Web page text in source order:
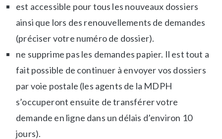
a
e
u
s
est accessible pour tous les nouveaux dossiers
ainsi que lors des renouvellements de demandes
(préciser votre numéro de dossier).
ne supprime pas les demandes papier. Il est tout a
fait possible de continuer à envoyer vos dossiers
par voie postale (les agents de la MDPH
s’occuperont ensuite de transférer votre
demande en ligne dans un délais d’environ 10
jours).